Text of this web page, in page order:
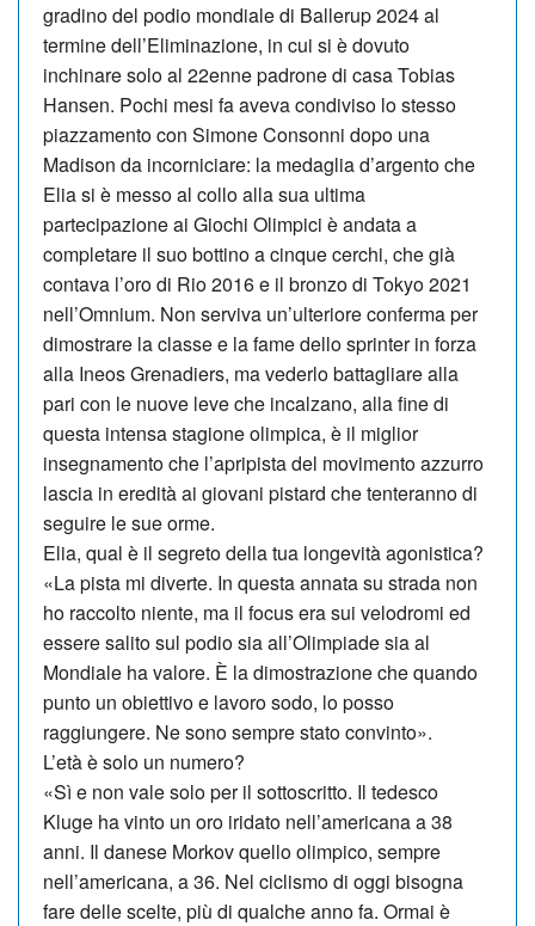
gradino del po­dio mondiale di Ballerup 2024 al
termine dell’Eliminazione, in cui si è dovuto
inchinare solo al 22enne padrone di ca­sa Tobias
Hansen. Pochi mesi fa aveva condiviso lo stesso
piazzamento con Simone Consonni dopo una
Madison da incorniciare: la medaglia d’argento che
Elia si è messo al collo alla sua ultima
partecipazione ai Giochi Olimpici è andata a
completare il suo bottino a cinque cerchi, che già
contava l’oro di Rio 2016 e il bronzo di Tokyo 2021
nell’Omnium. Non serviva un’ulteriore conferma per
dimostrare la classe e la fame dello sprinter in forza
alla Ineos Gre­nadiers, ma vederlo battagliare alla
pari con le nuove leve che incalzano, al­la fine di
questa intensa stagione olimpica, è il miglior
insegnamento che l’apripista del movimento azzurro
lascia in eredità ai giovani pistard che tenteranno di
seguire le sue orme.
Elia, qual è il segreto della tua longevità agonistica?
«La pista mi diverte. In questa annata su strada non
ho raccolto niente, ma il focus era sui velodromi ed
essere sa­lito sul podio sia all’Olimpiade sia al
Mondiale ha valore. È la dimostrazione che quando
punto un obiettivo e lavoro sodo, lo posso
raggiungere. Ne sono sempre stato convinto».
L’età è solo un numero?
«Sì e non vale solo per il sottoscritto. Il tedesco
Kluge ha vinto un oro iridato nell’americana a 38
anni. Il danese Morkov quello olimpico, sempre
nell’americana, a 36. Nel ciclismo di oggi bisogna
fare delle scelte, più di qualche anno fa. Ormai è